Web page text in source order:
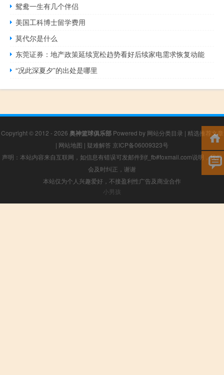
鸳鸯一生有几个伴侣
美国工科博士留学费用
莫代尔是什么
东莞证券：地产政策延续宽松趋势看好后续家电需求恢复动能
“况此深夏夕”的出处是哪里
Copyright © 2012 - 2026 奥神篮球俱乐部Powered by 网站分类目录 | 精选推荐文章
| 网站地图 | 疑难解答 京ICP备06009323号
声明：本站内容来自互联网，如信息有错误可发邮件到f_fb#foxmail.com说明，我们
会及时纠正，谢谢
本站仅为个人兴趣爱好，不接盈利性广告及商业合作
小男孩